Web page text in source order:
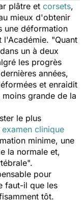
plâtre et corsets,
mieux d'obtenir
une déformation
l'Académie. "Quant
un à deux
les progrès
années,
et enraidit
grande de la
le plus
examen clinique
minime, une
la normale et,
pour
faut-il que les
tôt.